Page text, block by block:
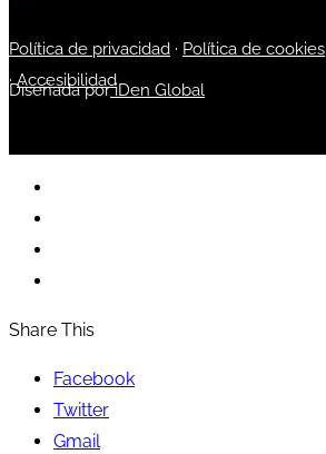
Política de privacidad · Política de cookies
·Accesibilidad
Diseñada poriDen Global
Share This
Facebook
Twitter
Gmail